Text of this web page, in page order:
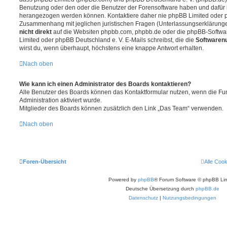
Benutzung oder den oder die Benutzer der Forensoftware haben und
herangezogen werden können. Kontaktiere daher nie phpBB Limited oder
Zusammenhang mit jeglichen juristischen Fragen
nicht direkt auf die Websiten phpbb.com, phpbb.de oder die phpBB-
Limited oder phpBB Deutschland e. V. E-Mails schreibst, die die
wirst du, wenn überhaupt, höchstens eine knappe Antwort erhalten.
Nach oben
Wie kann ich einen Administrator des Boards kontaktieren?
Alle Benutzer des Boards können das Kontaktformular nutzen, wenn die
Administration aktiviert wurde.
Mitglieder des Boards können zusätzlich den Link „Das Team“ verwenden.
Nach oben
Foren-Übersicht Alle
Powered by phpBB® Forum Software © phpBB
Deutsche Übersetzung durch phpBB.de
Datenschutz | Nutzungsbedingungen